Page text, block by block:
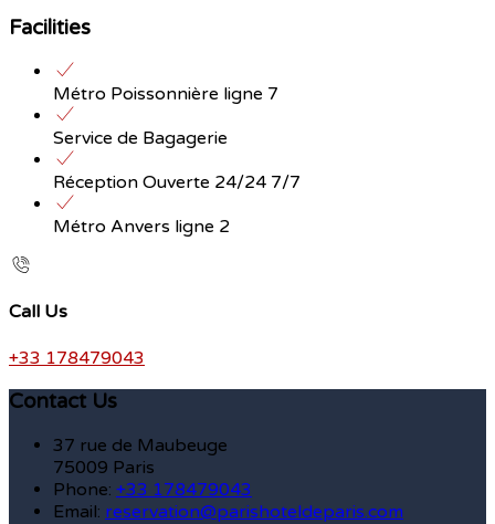
Facilities
Métro Poissonnière ligne 7
Service de Bagagerie
Réception Ouverte 24/24 7/7
Métro Anvers ligne 2
Call Us
+33 178479043
Contact Us
37 rue de Maubeuge
75009 Paris
Phone: +33 178479043
Email: reservation@parishoteldeparis.com